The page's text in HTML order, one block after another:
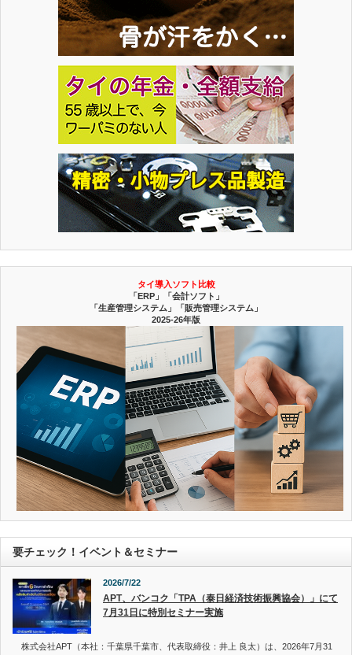
タイ導入ソフト比較
「ERP」「会計ソフト」
「生産管理システム」「販売管理システム」
2025-26年版
要チェック！イベント＆セミナー
2026/7/22
APT、バンコク「TPA（泰日経済技術振興協会）」にて
7月31日に特別セミナー実施
株式会社APT（本社：千葉県千葉市、代表取締役：井上 良太）は、2026年7月31